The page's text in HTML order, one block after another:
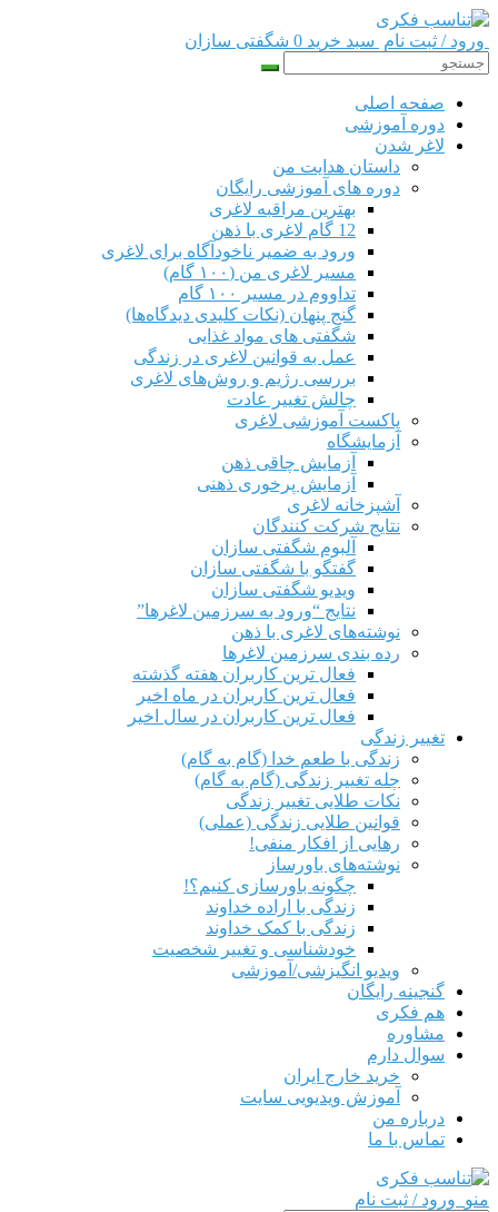
ورود / ثبت نام سبد خرید 0 شگفتی سازان
صفحه اصلی
دوره‌ آموزشی
لاغر شدن
داستان هدایت من
دوره های آموزشی رایگان
بهترین مراقبه لاغری
12 گام لاغری با ذهن
ورود به ضمیر ناخودآگاه برای لاغری
مسیر لاغری من (۱۰۰ گام)
تداووم در مسیر ۱۰۰ گام
گنج پنهان (نکات کلیدی دیدگاه‌ها)
شگفتی های مواد غذایی
عمل به قوانین لاغری در زندگی
بررسی رژیم‌ و روش‌های لاغری
چالش تغییر عادت
پاکست آموزشی لاغری
آزمایشگاه
آزمایش چاقی ذهن
آزمایش پرخوری ذهنی
آشپزخانه لاغری
نتایج شرکت کنندگان
آلبوم شگفتی سازان
گفتگو با شگفتی سازان
ویدیو شگفتی سازان
نتایج “ورود به سرزمین لاغرها”
نوشته‌های لاغری با ذهن
رده بندی سرزمین لاغرها
فعال ترین کاربران هفته گذشته
فعال ترین کاربران در ماه اخیر
فعال ترین کاربران در سال اخیر
تغییر زندگی
زندگی با طعم خدا (گام به گام)
چله تغییر زندگی (گام به گام)
نکات طلایی تغییر زندگی
قوانین طلایی زندگی (عملی)
رهایی از افکار منفی!
نوشته‌های باورساز
چگونه باورسازی کنیم؟!
زندگی با اراده خداوند
زندگی با کمک خداوند
خودشناسی و تغییر شخصیت
ویدیو انگیزشی/آموزشی
گنجینه رایگان
هم‌ فکری
مشاوره
سوال دارم
خرید خارج ایران
آموزش ویدیویی سایت
درباره من
تماس با ما
منو ورود / ثبت نام